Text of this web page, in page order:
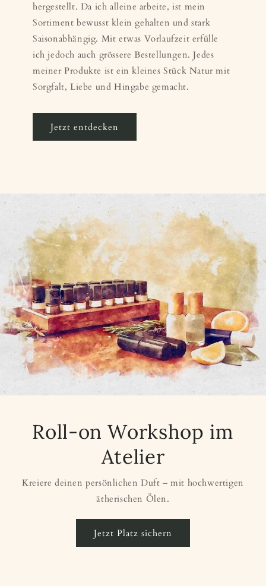
hergestellt. Da ich alleine arbeite, ist mein
Sortiment bewusst klein gehalten und stark
Saisonabhängig. Mit etwas Vorlaufzeit erfülle
ich jedoch auch grössere Bestellungen. Jedes
meiner Produkte ist ein kleines Stück Natur mit
Sorgfalt, Liebe und Hingabe gemacht.
Jetzt entdecken
Roll-on Workshop im
Atelier
Kreiere deinen persönlichen Duft – mit hochwertigen
ätherischen Ölen.
Jetzt Platz sichern